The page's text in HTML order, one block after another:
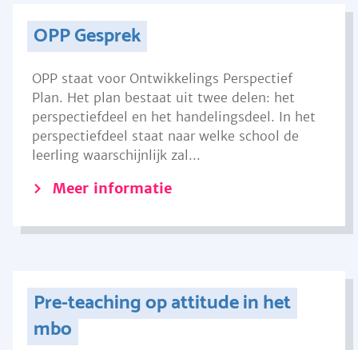
OPP Gesprek
OPP staat voor Ontwikkelings Perspectief
Plan. Het plan bestaat uit twee delen: het
perspectiefdeel en het handelingsdeel. In het
perspectiefdeel staat naar welke school de
leerling waarschijnlijk zal...
Meer informatie
Pre-teaching op attitude in het
mbo